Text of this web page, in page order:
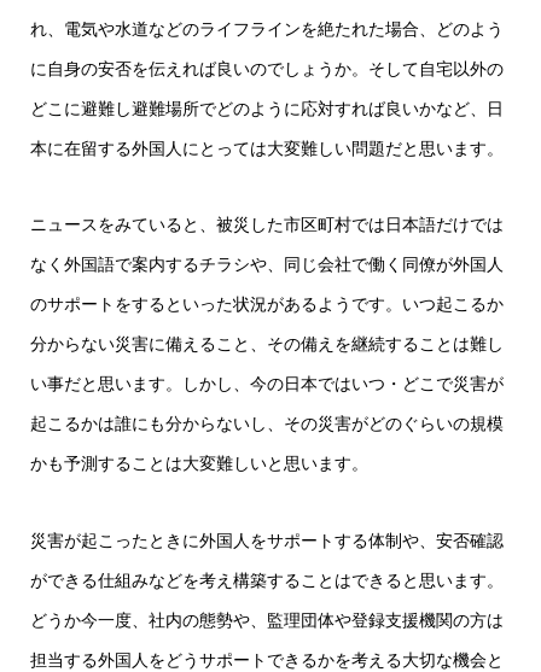
れ、電気や水道などのライフラインを絶たれた場合、どのよう
に自身の安否を伝えれば良いのでしょうか。そして自宅以外の
どこに避難し避難場所でどのように応対すれば良いかなど、日
本に在留する外国人にとっては大変難しい問題だと思います。
ニュースをみていると、被災した市区町村では日本語だけでは
なく外国語で案内するチラシや、同じ会社で働く同僚が外国人
のサポートをするといった状況があるようです。いつ起こるか
分からない災害に備えること、その備えを継続することは難し
い事だと思います。しかし、今の日本ではいつ・どこで災害が
起こるかは誰にも分からないし、その災害がどのぐらいの規模
かも予測することは大変難しいと思います。
災害が起こったときに外国人をサポートする体制や、安否確認
ができる仕組みなどを考え構築することはできると思います。
どうか今一度、社内の態勢や、監理団体や登録支援機関の方は
担当する外国人をどうサポートできるかを考える大切な機会と